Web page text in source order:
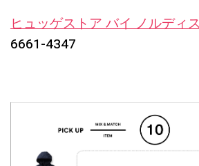
ヒュッゲストア バイ ノルディ
6661-4347